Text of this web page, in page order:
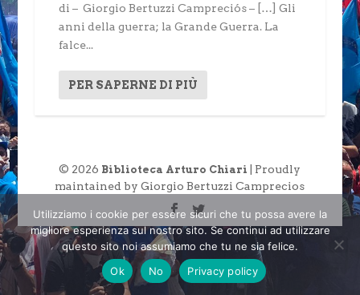
di – Giorgio Bertuzzi Campreciós – […] Gli
anni della guerra; la Grande Guerra. La
falce...
PER SAPERNE DI PIÙ
© 2026 Biblioteca Arturo Chiari
| Proudly
maintained by Giorgio Bertuzzi Camprecios
Utilizziamo i cookie per essere sicuri che tu possa avere la
migliore esperienza sul nostro sito. Se continui ad utilizzare
questo sito noi assumiamo che tu ne sia felice.
Ok
No Privacy policy